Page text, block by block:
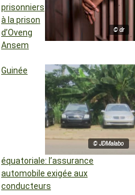
© dr
prisonniers
à la prison
d’Oveng
Ansem
© JDMalabo
Guinée
équatoriale: l’assurance
automobile exigée aux
conducteurs